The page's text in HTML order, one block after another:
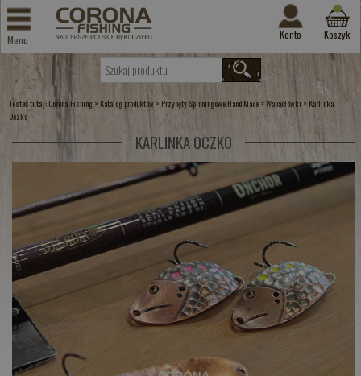
Menu Konto Koszyk
Jesteś tutaj: Corona-Fishing > Katalog produktów > Przynęty Spinningowe Hand Made >Wahadłówki > Karlinka
Oczko
KARLINKA OCZKO